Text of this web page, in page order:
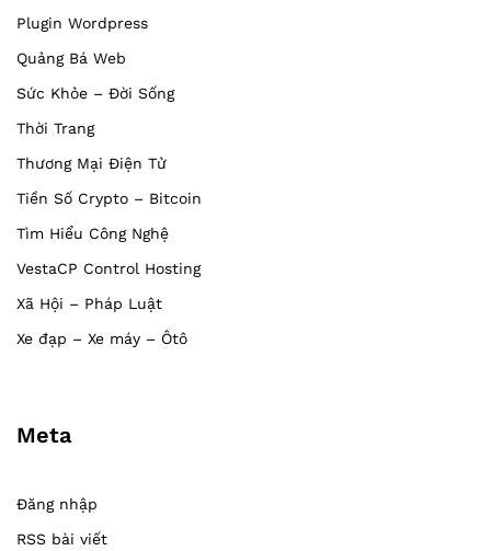
Plugin Wordpress
Quảng Bá Web
Sức Khỏe – Đời Sống
Thời Trang
Thương Mại Điện Tử
Tiền Số Crypto – Bitcoin
Tìm Hiểu Công Nghệ
VestaCP Control Hosting
Xã Hội – Pháp Luật
Xe đạp – Xe máy – Ôtô
Meta
Đăng nhập
RSS bài viết